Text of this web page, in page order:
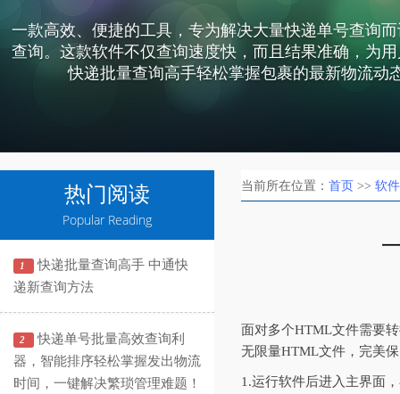
一款高效、便捷的工具，专为解决大量快递单号查询
查询。这款软件不仅查询速度快，而且结果准确，为
快递批量查询高手轻松掌握包裹的最新物流
热门阅读
Popular Reading
1
快递批量查询高手 中通快
递新查询方法
2
快递单号批量高效查询利
器，智能排序轻松掌握发出物流
时间，一键解决繁琐管理难题！
当前所在位置： 首页 >> 软
面对多个HTML文件需要
无限量HTML文件，完美
1.运行软件后进入主界面